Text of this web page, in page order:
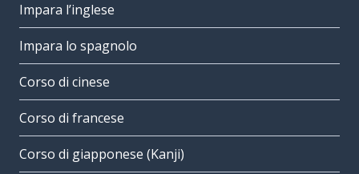
Impara l’inglese
Impara lo spagnolo
Corso di cinese
Corso di francese
Corso di giapponese (Kanji)